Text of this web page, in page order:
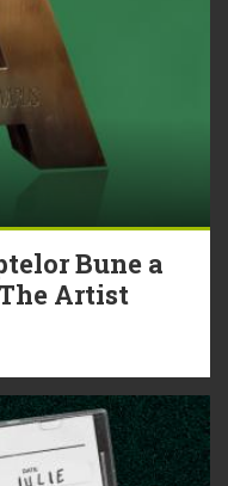
Bune a
Artist